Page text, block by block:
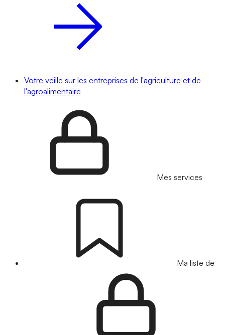
Votre veille sur les entreprises de l'agriculture et de
l'agroalimentaire
Mes services
Ma liste de